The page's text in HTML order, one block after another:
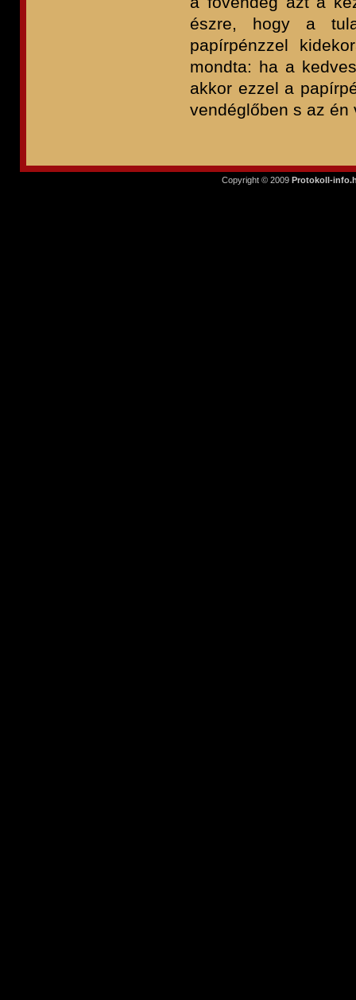
észre, hogy a
papírpénzzel
mondta: ha a
akkor ezzel a
vendéglőben s az én
Copyright © 2009 Protokoll-